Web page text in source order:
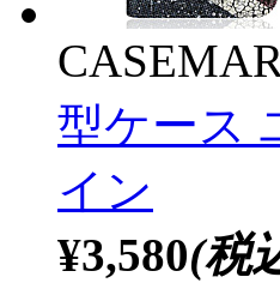
型ケース
イン
¥3,580(税